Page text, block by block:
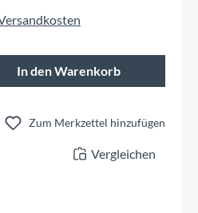
den gewünschten
In den Warenkorb
Zum Merkzettel hinzufügen
Vergleichen